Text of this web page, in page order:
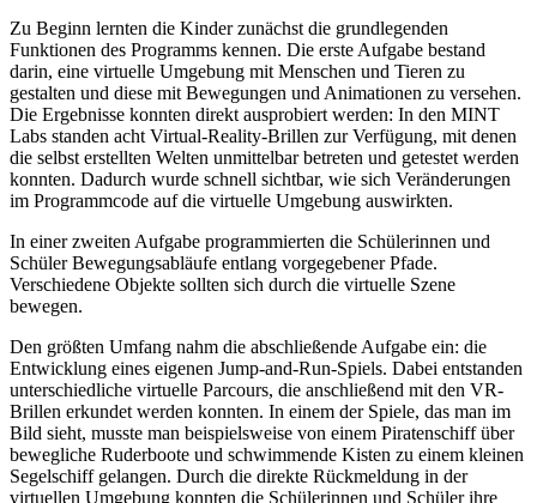
Zu Beginn lernten die Kinder zunächst die grundlegenden
Funktionen des Programms kennen. Die erste Aufgabe bestand
darin, eine virtuelle Umgebung mit Menschen und Tieren zu
gestalten und diese mit Bewegungen und Animationen zu versehen.
Die Ergebnisse konnten direkt ausprobiert werden: In den MINT
Labs standen acht Virtual-Reality-Brillen zur Verfügung, mit denen
die selbst erstellten Welten unmittelbar betreten und getestet werden
konnten. Dadurch wurde schnell sichtbar, wie sich Veränderungen
im Programmcode auf die virtuelle Umgebung auswirkten.
In einer zweiten Aufgabe programmierten die Schülerinnen und
Schüler Bewegungsabläufe entlang vorgegebener Pfade.
Verschiedene Objekte sollten sich durch die virtuelle Szene
bewegen.
Den größten Umfang nahm die abschließende Aufgabe ein: die
Entwicklung eines eigenen Jump-and-Run-Spiels. Dabei entstanden
unterschiedliche virtuelle Parcours, die anschließend mit den VR-
Brillen erkundet werden konnten. In einem der Spiele, das man im
Bild sieht, musste man beispielsweise von einem Piratenschiff über
bewegliche Ruderboote und schwimmende Kisten zu einem kleinen
Segelschiff gelangen. Durch die direkte Rückmeldung in der
virtuellen Umgebung konnten die Schülerinnen und Schüler ihre